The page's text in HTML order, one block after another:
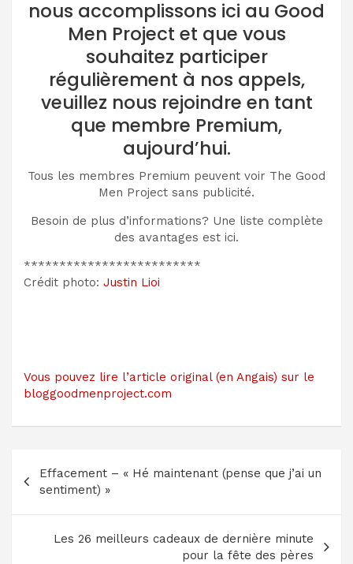
nous accomplissons ici au Good
Men Project et que vous
souhaitez participer
régulièrement à nos appels,
veuillez nous rejoindre en tant
que membre Premium,
aujourd’hui.
Tous les membres Premium peuvent voir The Good
Men Project sans publicité.
Besoin de plus d’informations? Une liste complète
des avantages est ici.
*************************
Crédit photo: Justin Lioi
Vous pouvez lire l’article original (en Angais) sur le
bloggoodmenproject.com
Navigation
de
l’article
Effacement – « Hé maintenant (pense que j’ai un
sentiment) »
Les 26 meilleurs cadeaux de dernière minute
pour la fête des pères